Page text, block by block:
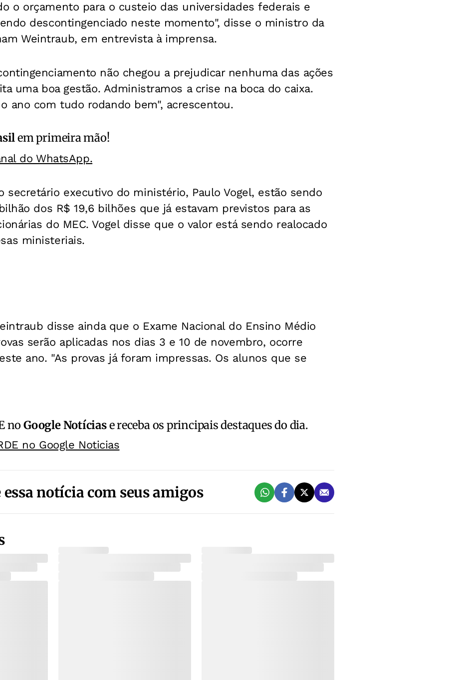
o orçamento para o custeio das universidades federais e
descontingenciado neste momento", disse o ministro da
Weintraub, em entrevista à imprensa.
não chegou a prejudicar nenhuma das ações
uma boa gestão. Administramos a crise na boca do caixa.
ano com tudo rodando bem", acrescentou.
em primeira mão!
do WhatsApp.
secretário executivo do ministério, Paulo Vogel, estão sendo
dos R$ 19,6 bilhões que já estavam previstos para as
do MEC. Vogel disse que o valor está sendo realocado
ministeriais.
disse ainda que o Exame Nacional do Ensino Médio
serão aplicadas nos dias 3 e 10 de novembro, ocorre
ano. "As provas já foram impressas. Os alunos que se
noGoogle Notíciase receba os principais destaques do dia.
no Google Noticias
notícia com seus amigos